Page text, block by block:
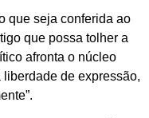
que seja conferida ao
que possa tolher a
afronta o núcleo
de expressão,